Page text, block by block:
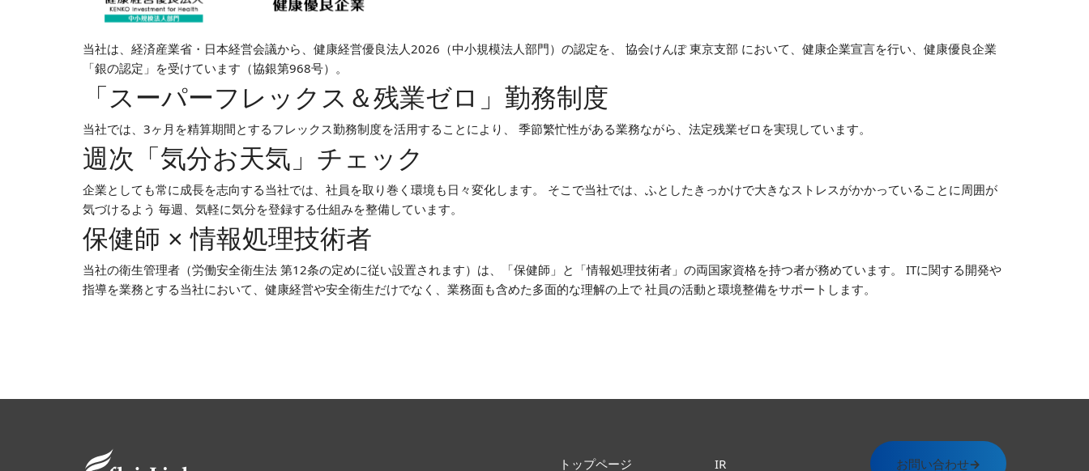
当社は、経済産業省・日本経営会議から、健康経営優良法人2026（中小規模法人部門）の認定を、 協会けんぽ 東京支部 において、健康企業宣言を行い、健康優良企業
「銀の認定」を受けています（協銀第968号）。
「スーパーフレックス＆残業ゼロ」勤務制度
当社では、3ヶ月を精算期間とするフレックス勤務制度を活用することにより、 季節繁忙性がある業務ながら、法定残業ゼロを実現しています。
週次「気分お天気」チェック
企業としても常に成長を志向する当社では、社員を取り巻く環境も日々変化します。 そこで当社では、ふとしたきっかけで大きなストレスがかかっていることに周囲が
気づけるよう 毎週、気軽に気分を登録する仕組みを整備しています。
保健師 × 情報処理技術者
当社の衛生管理者（労働安全衛生法 第12条の定めに従い設置されます）は、「保健師」と「情報処理技術者」の両国家資格を持つ者が務めています。 ITに関する開発や
指導を業務とする当社において、健康経営や安全衛生だけでなく、業務面も含めた多面的な理解の上で 社員の活動と環境整備をサポートします。
トップページ IR お問い合わせ→